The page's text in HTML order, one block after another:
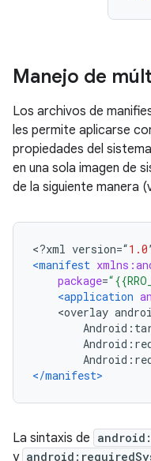
Manejo de
Los archivos de
les permite aplicarse
propiedades del
en una sola imagen de
de la siguiente manera
<?xml version=“1.0
<manifest
package=
<application
<overlay
</manifest>
La sintaxis de
y